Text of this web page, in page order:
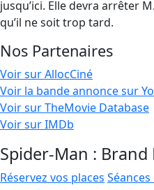
jusqu’ici. Elle devra arrêter
qu’il ne soit trop tard.
Nos Partenaires
Voir sur AllocCiné
Voir la bande annonce sur
Voir sur TheMovie Database
Voir sur IMDb
Spider-Man : Brand
Réservez vos places